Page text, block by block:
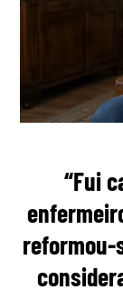
“Fui
reformou-